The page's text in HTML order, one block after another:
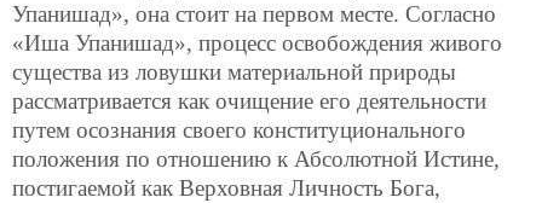
Упанишад», она стоит на первом месте. Согласно
«Иша Упанишад», процесс освобождения живого
существа из ловушки материальной природы
рассматривается как очищение его деятельности
путем осознания своего конституционального
положения по отношению к Абсолютной Истине,
постигаемой как Верховная Личность Бога,